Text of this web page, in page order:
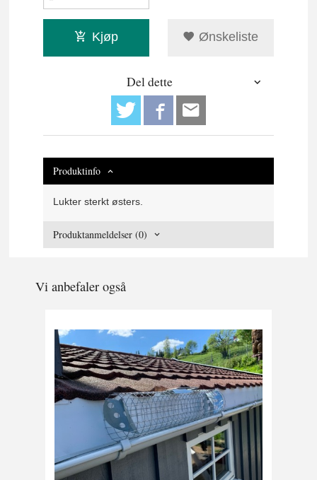
Kjøp Ønskeliste
Del dette
Produktinfo
Lukter sterkt østers.
Produktanmeldelser (0)
Vi anbefaler også